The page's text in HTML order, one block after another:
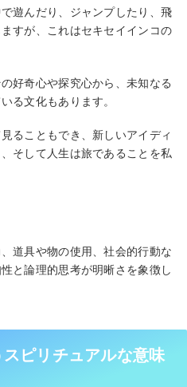
遊んだり、ジャンプしたり、飛
すが、これはセキセイインコの
好奇心や探究心から、未知なる
る文化もあります。
ることもでき、新しいアイディ
そして人生は旅であることを私
道具や物の使用、社会的行動な
と論理的思考が明晰さを象徴し
ピリチュアルな意味